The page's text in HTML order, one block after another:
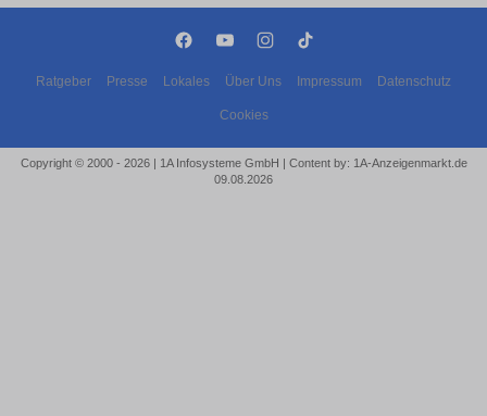
Ratgeber Presse Lokales Über Uns Impressum Datenschutz
Cookies
Copyright © 2000 - 2026 | 1A Infosysteme GmbH | Content by: 1A-Anzeigenmarkt.de
09.08.2026